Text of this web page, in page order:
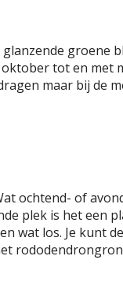
groene
tot en met
maar bij de
ochtend- of
plek is het een
wat los. Je kunt